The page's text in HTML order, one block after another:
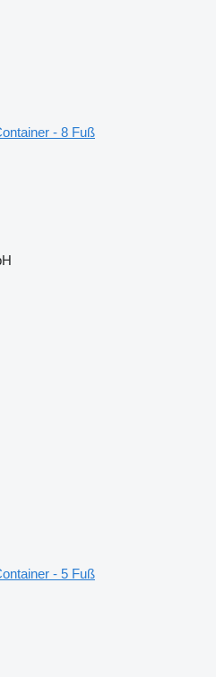
- 8 Fuß
- 5 Fuß